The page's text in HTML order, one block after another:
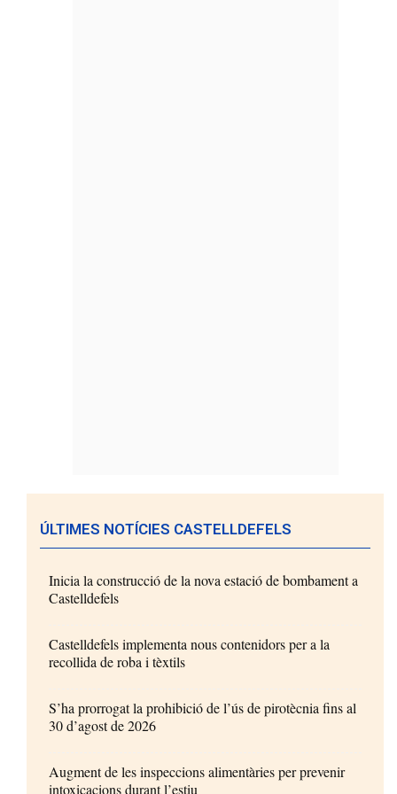
ÚLTIMES NOTÍCIES CASTELLDEFELS
Inicia la construcció de la nova estació de bombament a
Castelldefels
Castelldefels implementa nous contenidors per a la
recollida de roba i tèxtils
S’ha prorrogat la prohibició de l’ús de pirotècnia fins al
30 d’agost de 2026
Augment de les inspeccions alimentàries per prevenir
intoxicacions durant l’estiu